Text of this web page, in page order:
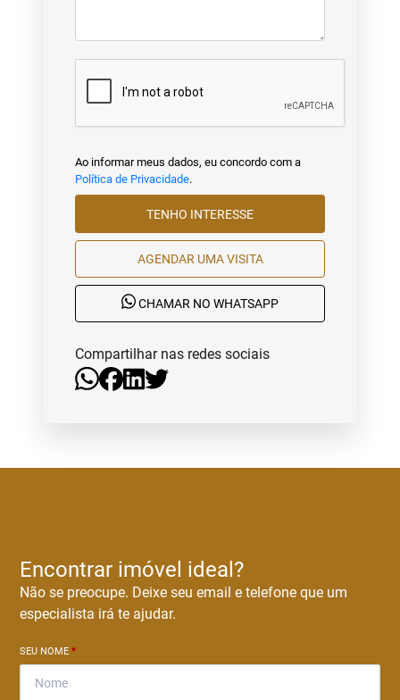
Ao informar meus dados, eu concordo com a
Política de Privacidade.
TENHO INTERESSE
AGENDAR UMA VISITA
CHAMAR NO WHATSAPP
Compartilhar nas redes sociais
Encontrar imóvel ideal?
Não se preocupe. Deixe seu email e telefone que um
especialista irá te ajudar.
SEU NOME*